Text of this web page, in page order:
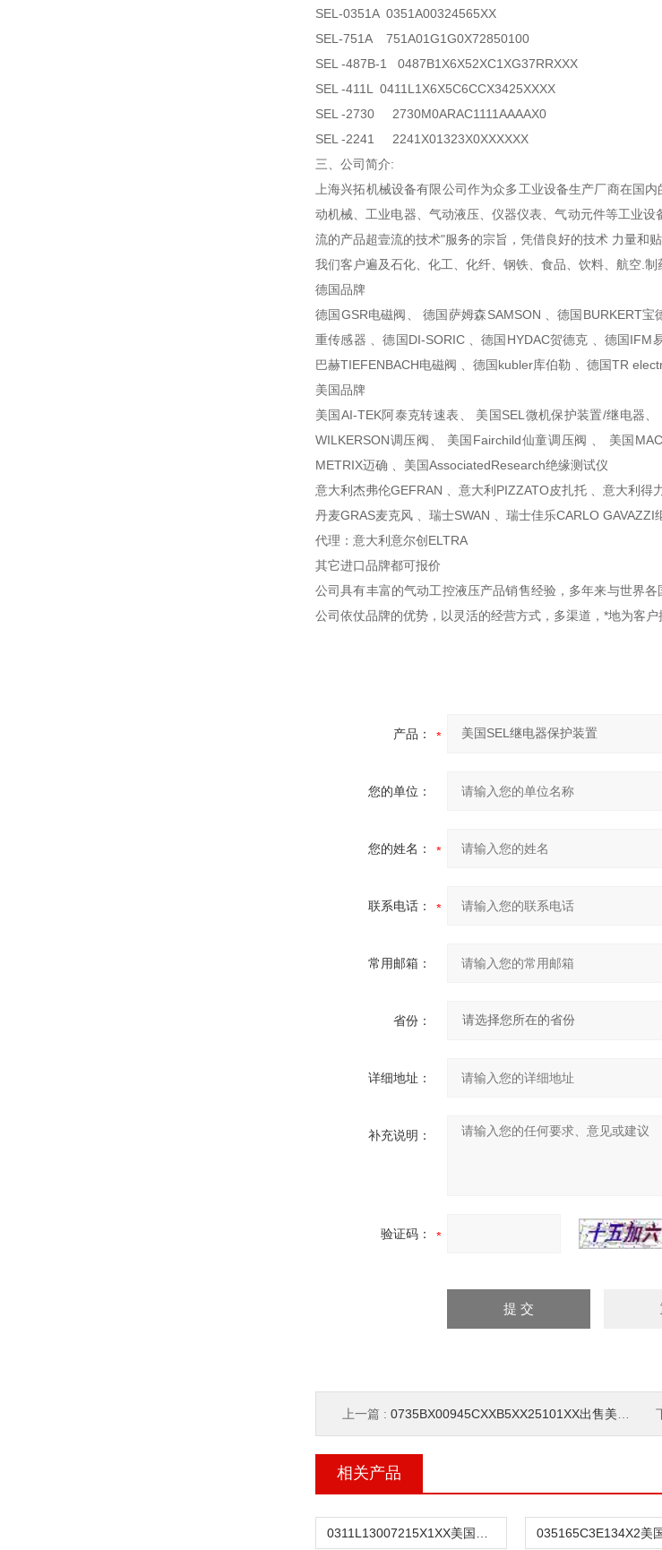
SEL-0351A 0351A00324565XX
SEL-751A 751A01G1G0X72850100
SEL -487B-1 0487B1X6X52XC1XG37RRXXX
SEL -411L 0411L1X6X5C6CCX3425XXXX
SEL -2730 2730M0ARAC1111AAAAX0
SEL -2241 2241X01323X0XXXXXX
三、公司简介:
上海兴拓机械设备有限公司作为众多工业设备生产厂商在国
动机械、工业电器、气动液压、仪器仪表、气动元件等工业
流的产品超壹流的技术"服务的宗旨，凭借良好的技术 力量和
我们客户遍及石化、化工、化纤、钢铁、食品、饮料、航空.制
德国品牌
德国GSR电磁阀、 德国萨姆森SAMSON 、德国BURKERT
重传感器 、德国DI-SORIC 、德国HYDAC贺德克 、德国
巴赫TIEFENBACH电磁阀 、德国kubler库伯勒 、德国TR
美国品牌
美国AI-TEK阿泰克转速表、 美国SEL微机保护装置/继电器
WILKERSON调压阀、 美国Fairchild仙童调压阀 、 美国
METRIX迈确 、美国AssociatedResearch绝缘测试仪
意大利杰弗伦GEFRAN 、意大利PIZZATO皮扎托 、意大利得
丹麦GRAS麦克风 、瑞士SWAN 、瑞士佳乐CARLO GAVAZZI
代理：意大利意尔创ELTRA
其它进口品牌都可报价
公司具有丰富的气动工控液压产品销售经验，多年来与世界
公司依仗品牌的优势，以灵活的经营方式，多渠道，*地为客户
产品：
您的单位：
您的姓名：
联系电话：
常用邮箱：
省份：
详细地址：
补充说明：
验证码：
上一篇 : 0735BX00945CXXB5XX25101XX出售美国SEL微机保护装置
相关产品